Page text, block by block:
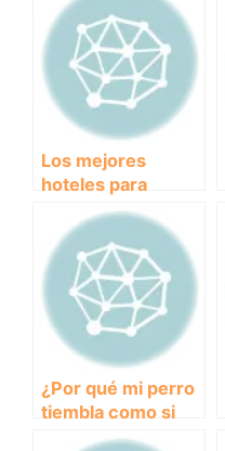
Los mejores
hoteles para
disfrutar de
vacaciones con tu
mascota
¿Por qué mi perro
tiembla como si
tuviera frío?